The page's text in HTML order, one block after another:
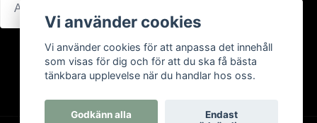
Vi använder cookies
Vi använder cookies för att anpassa det innehåll
som visas för dig och för att du ska få bästa
tänkbara upplevelse när du handlar hos oss.
Godkänn alla
Endast